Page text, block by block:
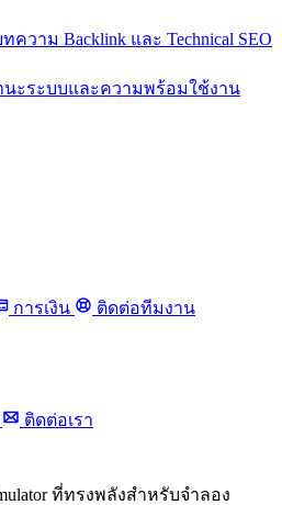
วาม Backlink และ Technical SEO
นะระบบและความพร้อมใช้งาน
การเงิน ติดต่อทีมงาน
ติดต่อเรา